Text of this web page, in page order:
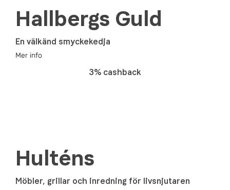
Hallbergs Guld
En välkänd smyckekedja
Mer info
3% cashback
Hulténs
Möbler, grillar och inredning för livsnjutaren